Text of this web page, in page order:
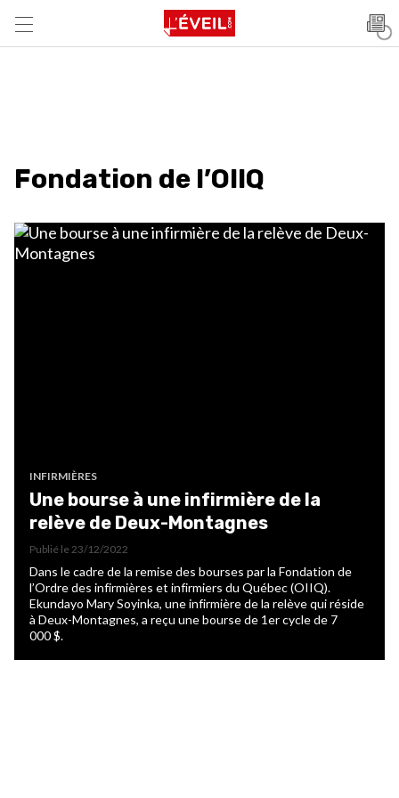
Fondation de l’OIIQ
INFIRMIÈRES
Une bourse à une infirmière de la
relève de Deux-Montagnes
Publié le 23/12/2022
Dans le cadre de la remise des bourses par la Fondation de
l’Ordre des infirmières et infirmiers du Québec (OIIQ).
Ekundayo Mary Soyinka, une infirmière de la relève qui réside
à Deux-Montagnes, a reçu une bourse de 1er cycle de 7
000 $.